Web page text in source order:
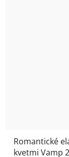
Romantické
kvetmi Vamp